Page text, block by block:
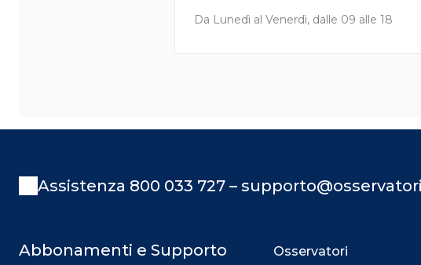
Da Lunedì al Venerdì, dalle 09 alle 18
Assistenza 800 033 727 –
Abbonamenti e Supporto Osservatori